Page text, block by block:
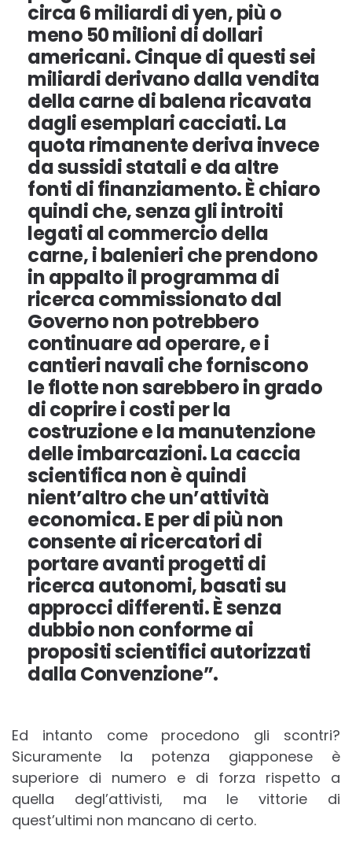
circa 6 miliardi di yen, più o
meno 50 milioni di dollari
americani. Cinque di questi sei
miliardi derivano dalla vendita
della carne di balena ricavata
dagli esemplari cacciati. La
quota rimanente deriva invece
da sussidi statali e da altre
fonti di finanziamento. È chiaro
quindi che, senza gli introiti
legati al commercio della
carne, i balenieri che prendono
in appalto il programma di
ricerca commissionato dal
Governo non potrebbero
continuare ad operare, e i
cantieri navali che forniscono
le flotte non sarebbero in grado
di coprire i costi per la
costruzione e la manutenzione
delle imbarcazioni. La caccia
scientifica non è quindi
nient’altro che un’attività
economica. E per di più non
consente ai ricercatori di
portare avanti progetti di
ricerca autonomi, basati su
approcci differenti. È senza
dubbio non conforme ai
propositi scientifici autorizzati
dalla Convenzione”.
Ed intanto come procedono gli scontri?
Sicuramente la potenza giapponese è
superiore di numero e di forza rispetto a
quella degl’attivisti, ma le vittorie di
quest’ultimi non mancano di certo.